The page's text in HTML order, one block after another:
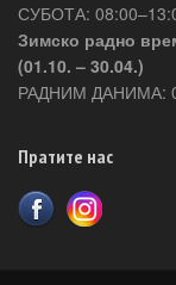
СУБОТА:
Зимско радно
(01.10. – 30.04.)
РАДНИМ ДАНИМА:
Пратите нас